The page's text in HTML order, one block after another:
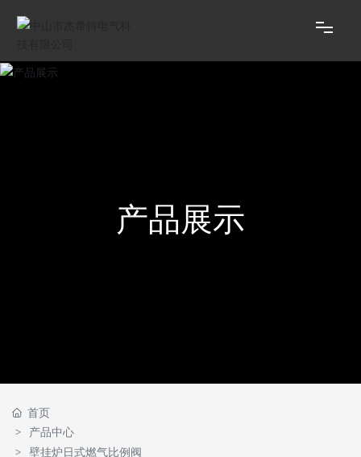
English
产品展示
首页
产品中心
壁挂炉日式燃气比例阀